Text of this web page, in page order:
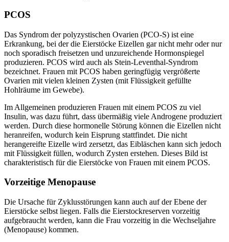
PCOS
Das Syndrom der polyzystischen Ovarien (PCO-S) ist eine
Erkrankung, bei der die Eierstöcke Eizellen gar nicht mehr oder nur
noch sporadisch freisetzen und unzureichende Hormonspiegel
produzieren. PCOS wird auch als Stein-Leventhal-Syndrom
bezeichnet. Frauen mit PCOS haben geringfügig vergrößerte
Ovarien mit vielen kleinen Zysten (mit Flüssigkeit gefüllte
Hohlräume im Gewebe).
Im Allgemeinen produzieren Frauen mit einem PCOS zu viel
Insulin, was dazu führt, dass übermäßig viele Androgene produziert
werden. Durch diese hormonelle Störung können die Eizellen nicht
heranreifen, wodurch kein Eisprung stattfindet. Die nicht
herangereifte Eizelle wird zersetzt, das Eibläschen kann sich jedoch
mit Flüssigkeit füllen, wodurch Zysten erstehen. Dieses Bild ist
charakteristisch für die Eierstöcke von Frauen mit einem PCOS.
Vorzeitige Menopause
Die Ursache für Zyklusstörungen kann auch auf der Ebene der
Eierstöcke selbst liegen. Falls die Eierstockreserven vorzeitig
aufgebraucht werden, kann die Frau vorzeitig in die Wechseljahre
(Menopause) kommen.